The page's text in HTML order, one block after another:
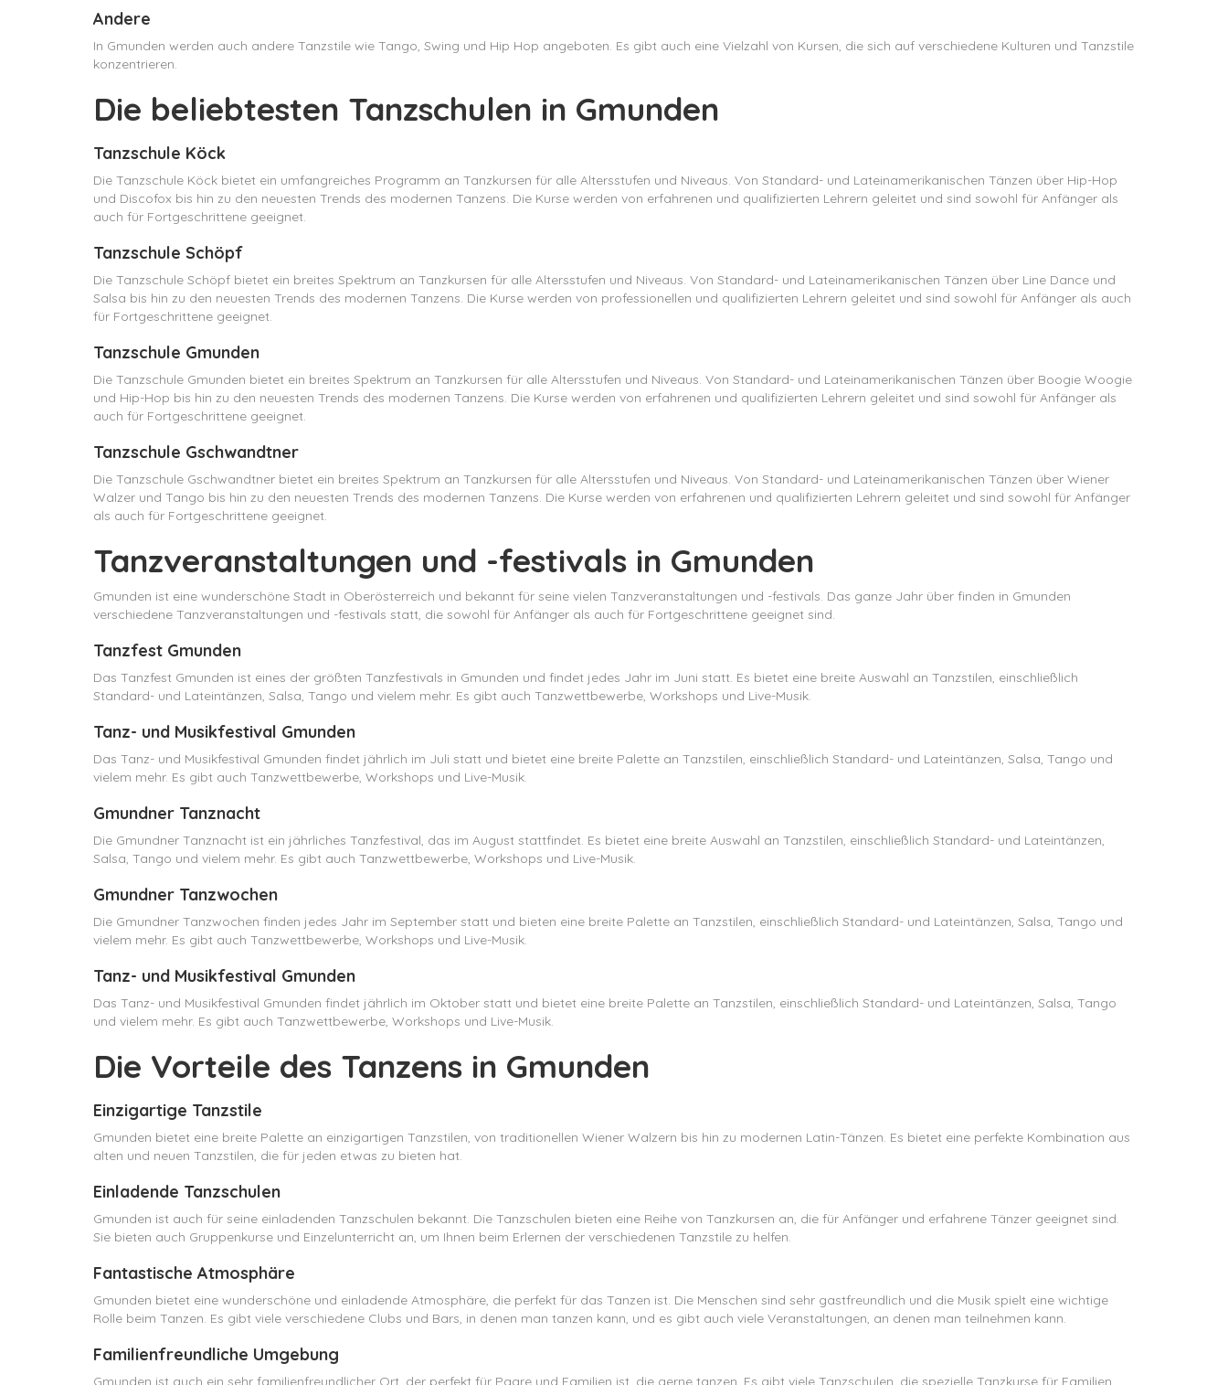
Andere
In Gmunden werden auch andere Tanzstile wie Tango, Swing und Hip Hop angeboten. Es gibt auch eine Vielzahl von Kursen, die sich auf verschiedene Kulturen und Tanzstile
konzentrieren.
Die beliebtesten Tanzschulen in Gmunden
Tanzschule Köck
Die Tanzschule Köck bietet ein umfangreiches Programm an Tanzkursen für alle Altersstufen und Niveaus. Von Standard- und Lateinamerikanischen Tänzen über Hip-Hop
und Discofox bis hin zu den neuesten Trends des modernen Tanzens. Die Kurse werden von erfahrenen und qualifizierten Lehrern geleitet und sind sowohl für Anfänger als
auch für Fortgeschrittene geeignet.
Tanzschule Schöpf
Die Tanzschule Schöpf bietet ein breites Spektrum an Tanzkursen für alle Altersstufen und Niveaus. Von Standard- und Lateinamerikanischen Tänzen über Line Dance und
Salsa bis hin zu den neuesten Trends des modernen Tanzens. Die Kurse werden von professionellen und qualifizierten Lehrern geleitet und sind sowohl für Anfänger als auch
für Fortgeschrittene geeignet.
Tanzschule Gmunden
Die Tanzschule Gmunden bietet ein breites Spektrum an Tanzkursen für alle Altersstufen und Niveaus. Von Standard- und Lateinamerikanischen Tänzen über Boogie Woogie
und Hip-Hop bis hin zu den neuesten Trends des modernen Tanzens. Die Kurse werden von erfahrenen und qualifizierten Lehrern geleitet und sind sowohl für Anfänger als
auch für Fortgeschrittene geeignet.
Tanzschule Gschwandtner
Die Tanzschule Gschwandtner bietet ein breites Spektrum an Tanzkursen für alle Altersstufen und Niveaus. Von Standard- und Lateinamerikanischen Tänzen über Wiener
Walzer und Tango bis hin zu den neuesten Trends des modernen Tanzens. Die Kurse werden von erfahrenen und qualifizierten Lehrern geleitet und sind sowohl für Anfänger
als auch für Fortgeschrittene geeignet.
Tanzveranstaltungen und -festivals in Gmunden
Gmunden ist eine wunderschöne Stadt in Oberösterreich und bekannt für seine vielen Tanzveranstaltungen und -festivals. Das ganze Jahr über finden in Gmunden
verschiedene Tanzveranstaltungen und -festivals statt, die sowohl für Anfänger als auch für Fortgeschrittene geeignet sind.
Tanzfest Gmunden
Das Tanzfest Gmunden ist eines der größten Tanzfestivals in Gmunden und findet jedes Jahr im Juni statt. Es bietet eine breite Auswahl an Tanzstilen, einschließlich
Standard- und Lateintänzen, Salsa, Tango und vielem mehr. Es gibt auch Tanzwettbewerbe, Workshops und Live-Musik.
Tanz- und Musikfestival Gmunden
Das Tanz- und Musikfestival Gmunden findet jährlich im Juli statt und bietet eine breite Palette an Tanzstilen, einschließlich Standard- und Lateintänzen, Salsa, Tango und
vielem mehr. Es gibt auch Tanzwettbewerbe, Workshops und Live-Musik.
Gmundner Tanznacht
Die Gmundner Tanznacht ist ein jährliches Tanzfestival, das im August stattfindet. Es bietet eine breite Auswahl an Tanzstilen, einschließlich Standard- und Lateintänzen,
Salsa, Tango und vielem mehr. Es gibt auch Tanzwettbewerbe, Workshops und Live-Musik.
Gmundner Tanzwochen
Die Gmundner Tanzwochen finden jedes Jahr im September statt und bieten eine breite Palette an Tanzstilen, einschließlich Standard- und Lateintänzen, Salsa, Tango und
vielem mehr. Es gibt auch Tanzwettbewerbe, Workshops und Live-Musik.
Tanz- und Musikfestival Gmunden
Das Tanz- und Musikfestival Gmunden findet jährlich im Oktober statt und bietet eine breite Palette an Tanzstilen, einschließlich Standard- und Lateintänzen, Salsa, Tango
und vielem mehr. Es gibt auch Tanzwettbewerbe, Workshops und Live-Musik.
Die Vorteile des Tanzens in Gmunden
Einzigartige Tanzstile
Gmunden bietet eine breite Palette an einzigartigen Tanzstilen, von traditionellen Wiener Walzern bis hin zu modernen Latin-Tänzen. Es bietet eine perfekte Kombination aus
alten und neuen Tanzstilen, die für jeden etwas zu bieten hat.
Einladende Tanzschulen
Gmunden ist auch für seine einladenden Tanzschulen bekannt. Die Tanzschulen bieten eine Reihe von Tanzkursen an, die für Anfänger und erfahrene Tänzer geeignet sind.
Sie bieten auch Gruppenkurse und Einzelunterricht an, um Ihnen beim Erlernen der verschiedenen Tanzstile zu helfen.
Fantastische Atmosphäre
Gmunden bietet eine wunderschöne und einladende Atmosphäre, die perfekt für das Tanzen ist. Die Menschen sind sehr gastfreundlich und die Musik spielt eine wichtige
Rolle beim Tanzen. Es gibt viele verschiedene Clubs und Bars, in denen man tanzen kann, und es gibt auch viele Veranstaltungen, an denen man teilnehmen kann.
Familienfreundliche Umgebung
Gmunden ist auch ein sehr familienfreundlicher Ort, der perfekt für Paare und Familien ist, die gerne tanzen. Es gibt viele Tanzschulen, die spezielle Tanzkurse für Familien